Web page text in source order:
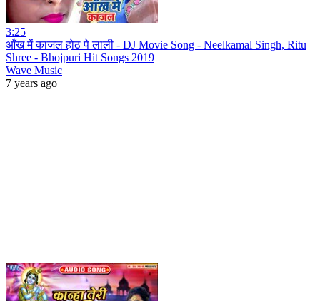
3:25
आँख में काजल होठ पे लाली - DJ Movie Song - Neelkamal Singh, Ritu
Shree - Bhojpuri Hit Songs 2019
Wave Music
7 years ago